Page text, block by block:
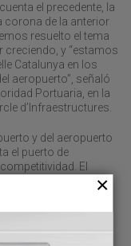
el precedente, la
corona de la anterior
resuelto el tema
creciendo, y “estamos
Catalunya en los
aeropuerto”, señaló
Portuaria, en la
d’Infraestructures.
y del aeropuerto
el puerto de
El
son los pendientes
“que va en
de esta
las